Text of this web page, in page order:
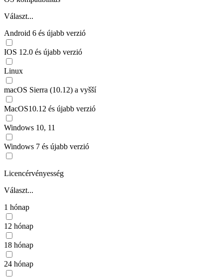
Választ...
Android 6 és újabb verzió
IOS 12.0 és újabb verzió
Linux
macOS Sierra (10.12) a vyšší
MacOS10.12 és újabb verzió
Windows 10, 11
Windows 7 és újabb verzió
Licencérvényesség
Választ...
1 hónap
12 hónap
18 hónap
24 hónap